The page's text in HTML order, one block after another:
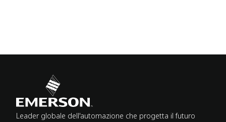
Leader globale dell'automazione che progetta il futuro